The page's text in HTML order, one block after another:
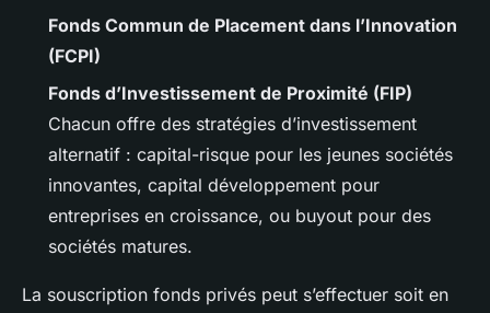
Fonds Commun de Placement dans l’Innovation
(FCPI)
Fonds d’Investissement de Proximité (FIP)
Chacun offre des stratégies d’investissement
alternatif : capital-risque pour les jeunes sociétés
innovantes, capital développement pour
entreprises en croissance, ou buyout pour des
sociétés matures.
La souscription fonds privés peut s’effectuer soit en